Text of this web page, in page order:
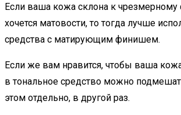
Если ваша кожа склона к
хочется матовости, то тогда лучше
средства с матирующим финишем.
Если же вам нравится, чтобы ваша
в тональное средство можно
этом отдельно, в другой раз.